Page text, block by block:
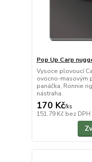
Pop Up Carp
Vysoce plovoucí
ovocno-masovým
panáčka, Ronnie
nástraha.
170 Kč/ks
151,79 Kč bez DPH